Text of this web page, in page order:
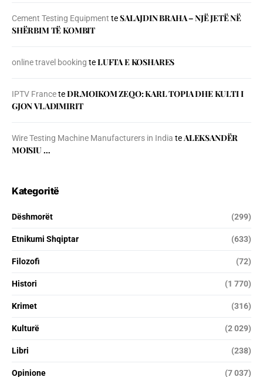
Cement Testing Equipment teSALAJDIN BRAHA – NJЁ JETЁ NЁ
SHЁRBIM TЁ KOMBIT
online travel booking teLUFTA E KOSHARES
IPTV FranceteDR.MOIKOM ZEQO: KARL TOPIA DHE KULTI I
GJON VLADIMIRIT
Wire Testing Machine Manufacturers in India teALEKSANDËR
MOISIU …
Kategoritë
Dëshmorët (299)
Etnikumi Shqiptar (633)
Filozofi (72)
Histori (1 770)
Krimet (316)
Kulturë (2 029)
Libri (238)
Opinione (7 037)